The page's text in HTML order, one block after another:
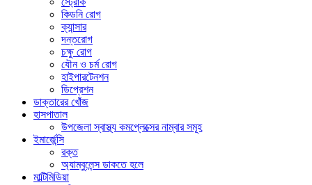
কিডনি রোগ
ক্যান্সার
দন্তরোগ
চক্ষু রোগ
যৌন ও চর্ম রোগ
হাইপারটেনশন
ডিপ্রেশন
ডাক্তারের খোঁজ
হাসপাতাল
উপজেলা স্বাস্থ্য কমপ্লেক্সের নাম্বার সমূহ
ইমার্জেন্সি
রক্ত
অ্যাম্বুলেন্স ডাকতে হলে
মাল্টিমিডিয়া